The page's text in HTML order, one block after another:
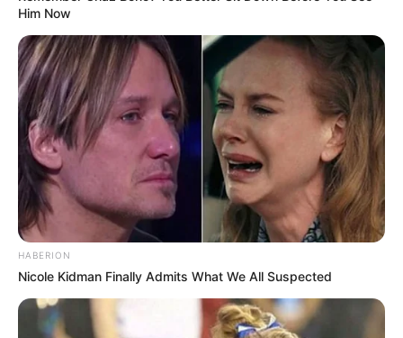
hablan. Escúchalos, cuídalos y te llevarán lejos, con salud
y bienestar.
Him Now
HABERION
Nicole Kidman Finally Admits What We All Suspected